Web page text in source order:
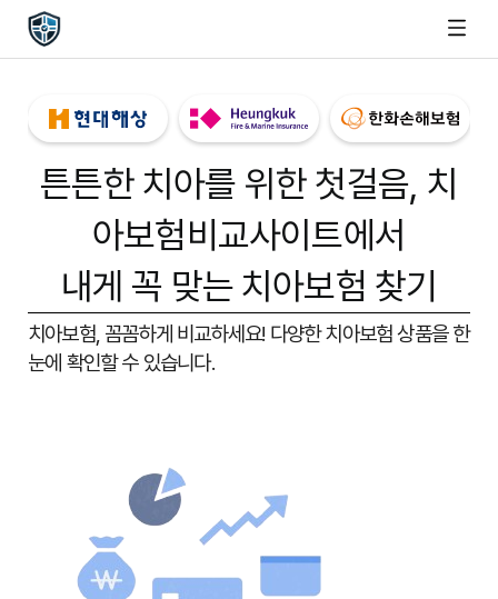
튼튼한 치아를 위한 첫걸음, 치
아보험비교사이트에서
내게 꼭 맞는 치아보험 찾기
치아보험, 꼼꼼하게 비교하세요! 다양한 치아보험 상품을 한
눈에 확인할 수 있습니다.